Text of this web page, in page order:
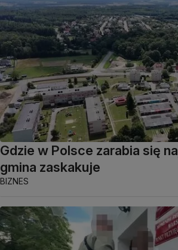
Gdzie w Polsce zarabia się
gmina zaskakuje
BIZNES